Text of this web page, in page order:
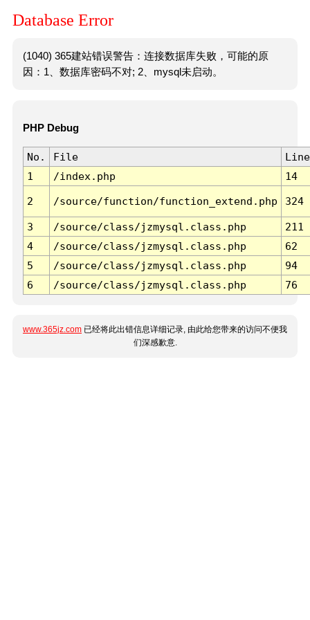
Database Error
(1040) 365建站错误警告：连接数据库失败，可能的原
因：1、数据库密码不对; 2、mysql未启动。
PHP Debug
No. File
Line
1
/index.php 14
2 /source/function/function_extend.php 324
3 /source/class/jzmysql.class.php
211
4
/source/class/jzmysql.class.php
62
5
/source/class/jzmysql.class.php
94
6
/source/class/jzmysql.class.php 76
www.365jz.com 已经将此出错信息详细记录, 由此给您带来的访问不便我
们深感歉意.